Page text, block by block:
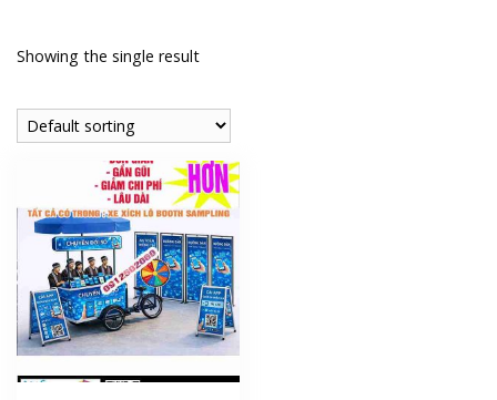
Showing the single result